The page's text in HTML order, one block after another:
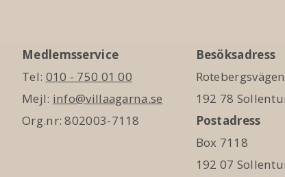
Medlemsservice
Tel: 010 - 750 01 00
Mejl: info@villaagarna.se
Org.nr: 802003-7118
Besöksadress
192 78
Postadress
Box 7118
192 07